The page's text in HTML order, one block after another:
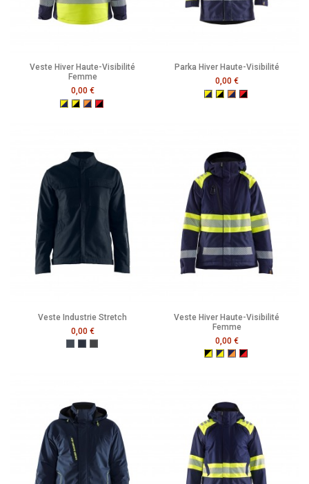
Veste Hiver Haute-Visibilité
Femme
0,00 €
Jaune Fluo/Marine
Jaune Fluo/Noir
Orange Fluo/Marine
Rouge Fluo/Noir
Parka Hiver Haute-Visibilité
0,00 €
Jaune Fluo/Marine
Jaune Fluo/Noir
Orange Fluo/Marine
Rouge Fluo/Noir
Veste Industrie Stretch
0,00 €
NoirMarine Foncé
Gris Moyen
Veste Hiver Haute-Visibilité
Femme
0,00 €
Noir/Jaune Fluo
Marine/Jaune Fluo
Marine/Orange Fluo
Noir/Rouge Fluo